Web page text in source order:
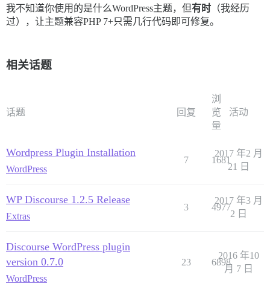
我不知道你使用的是什么WordPress主题，但有时 （我经历
过），让主题兼容PHP 7+只需几行代码即可修复。
相关话题
话题 回复
浏
览
量
活动
Wordpress Plugin Installation
WordPress
7 1681
2017 年2 月
21 日
WP Discourse 1.2.5 Release
Extras
3 4977
2017 年3 月
2 日
Discourse WordPress plugin
version 0.7.0
WordPress
23 6898
2016 年10
月 7 日